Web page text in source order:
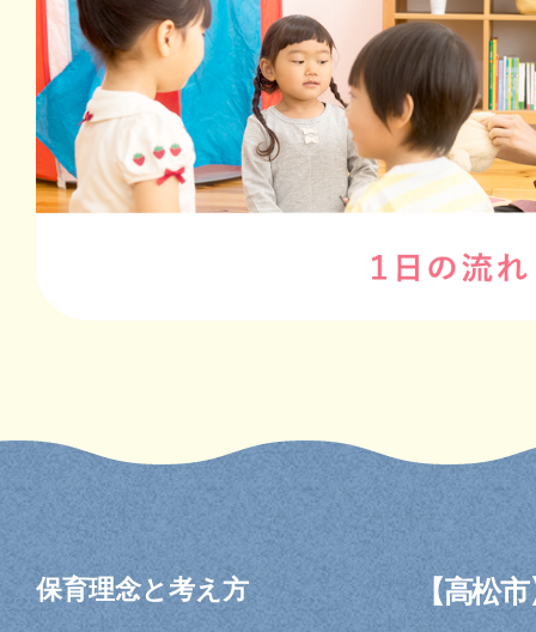
保育理念と考え方 【高松市